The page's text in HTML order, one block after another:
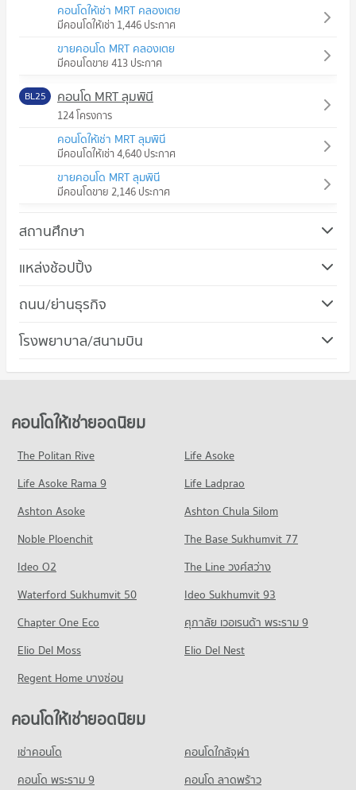
คอนโดให้เช่า MRT คลองเตย
มีคอนโดให้เช่า 1,446 ประกาศ
ขายคอนโด MRT คลองเตย
มีคอนโดขาย 413 ประกาศ
BL25 คอนโด MRT ลุมพินี
124 โครงการ
คอนโดให้เช่า MRT ลุมพินี
มีคอนโดให้เช่า 4,640 ประกาศ
ขายคอนโด MRT ลุมพินี
มีคอนโดขาย 2,146 ประกาศ
สถานศึกษา
คอนโด วิทยาลัยอาชีวศึกษาเอี่ยมละออ
คอนโดให้เช่า วิทยาลัยอาชีวศึกษาเอี่ยมละออ
มีคอนโดให้เช่า 18,792 ประกาศ
ขายคอนโด วิทยาลัยอาชีวศึกษาเอี่ยมละออ
406 โครงการ
คอนโดให้เช่า วิทยาลัยเซนต์หลุยส์
มีคอนโดให้เช่า 16,399 ประกาศ
มีคอนโดขาย 8,073 ประกาศ
คอนโด ม.กรุงเทพ กล้วยน้ำไท
819 โครงการ
คอนโดให้เช่า ม.กรุงเทพ กล้วยน้ำไท
มีคอนโดให้เช่า 51,393 ประกาศ
ขายคอนโด ม.กรุงเทพ กล้วยน้ำไท
มีคอนโดขาย 18,637 ประกาศ
คอนโด วิทยาลัยพยาบาลเซนต์หลุยส์
มีคอนโดให้เช่า 17,047 ประกาศ
ขายคอนโด วิทยาลัยพยาบาลเซนต์หลุยส์
มีคอนโดขาย 8,275 ประกาศ
คอนโด รร.ทรินิตี้ อินเตอร์เนชั่นแนล
แหล่งช้อปปิ้ง
คอนโด โรบินสัน สีลม
คอนโดให้เช่า โรบินสัน สีลม
คอนโด เซ็นทรัล พระราม 3
มีคอนโดให้เช่า 7,423 ประกาศ
ขายคอนโด เซ็นทรัล พระราม 3
มีคอนโดขาย 4,291 ประกาศ
648 โครงการ
คอนโดให้เช่า วัน แบงค็อก
มีคอนโดขาย 14,523 ประกาศ
คอนโด สีลมคอมเพล็กซ์
คอนโดให้เช่า สีลมคอมเพล็กซ์
มีคอนโดให้เช่า 11,328 ประกาศ
มีคอนโดขาย 5,396 ประกาศ
ถนน/ย่านธุรกิจ
คอนโด เขตยานนาวา
คอนโดให้เช่า เขตยานนาวา
ขายคอนโด เขตยานนาวา
มีคอนโดขาย 1,554 ประกาศ
คอนโด เขตสาทร
121 โครงการ
คอนโดให้เช่า เขตสาทร
มีคอนโดให้เช่า 5,765 ประกาศ
ขายคอนโด เขตสาทร
มีคอนโดขาย 2,768 ประกาศ
คอนโด ถนนพระราม 3
มีคอนโดให้เช่า 9,670 ประกาศ
ขายคอนโด ถนนพระราม 3
มีคอนโดขาย 4,730 ประกาศ
คอนโด ถนนพระราม 4
มีคอนโดให้เช่า 41,439 ประกาศ
โรงพยาบาล/สนามบิน
คอนโด รพ.จุฬาลงกรณ์
คอนโดให้เช่า รพ.จุฬาลงกรณ์
มีคอนโดให้เช่า 12,815 ประกาศ
ขายคอนโด รพ.จุฬาลงกรณ์
มีคอนโดขาย 5,708 ประกาศ
260 โครงการ
คอนโดให้เช่า รพ.เมดพาร์ค
มีคอนโดขาย 5,084 ประกาศ
คอนโด รพ.ตำรวจ
524 โครงการ
คอนโดให้เช่า รพ.ตำรวจ
มีคอนโดให้เช่า 33,125 ประกาศ
ขายคอนโด รพ.ตำรวจ
มีคอนโดขาย 13,153 ประกาศ
คอนโด รพ.เซนต์หลุยส์
409 โครงการ
คอนโดให้เช่ายอดนิยม
The Politan Rive
Life Asoke
Life Asoke Rama 9
Life Ladprao
Ashton Asoke
Ashton Chula Silom
Noble Ploenchit
The Base Sukhumvit 77
Ideo O2
The Line วงศ์สว่าง
Waterford Sukhumvit 50
Ideo Sukhumvit 93
Chapter One Eco
ศุภาลัย เวอเรนด้า พระราม 9
Elio Del Moss
Elio Del Nest
Regent Home บางซ่อน
คอนโดให้เช่ายอดนิยม
เช่าคอนโด
คอนโดใกล้จุฬา
คอนโด พระราม 9
คอนโด ลาดพร้าว